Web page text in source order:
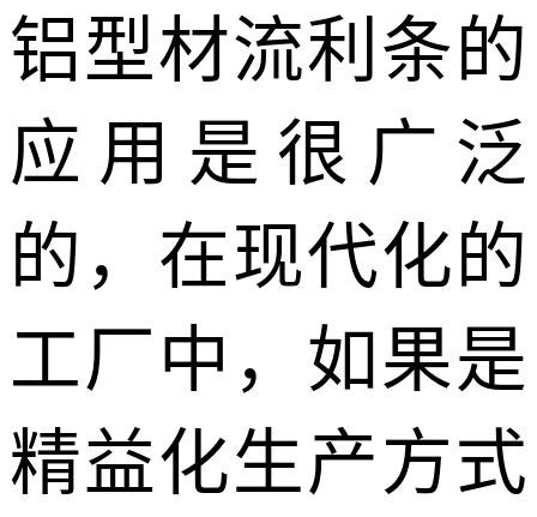
铝型材流利条的
应用是很广泛
的，在现代化的
工厂中，如果是
精益化生产方式